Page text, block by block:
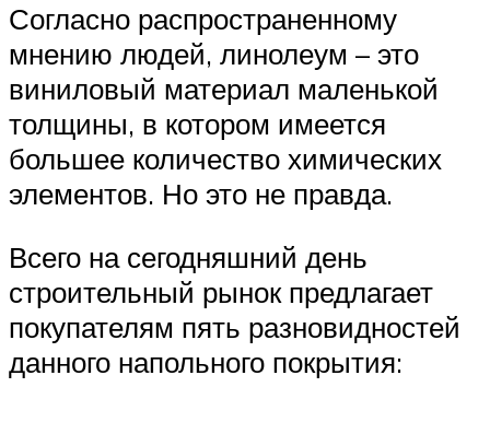
Согласно распространенному
мнению людей, линолеум – это
виниловый материал маленькой
толщины, в котором имеется
большее количество химических
элементов. Но это не правда.
Всего на сегодняшний день
строительный рынок предлагает
покупателям пять разновидностей
данного напольного покрытия: